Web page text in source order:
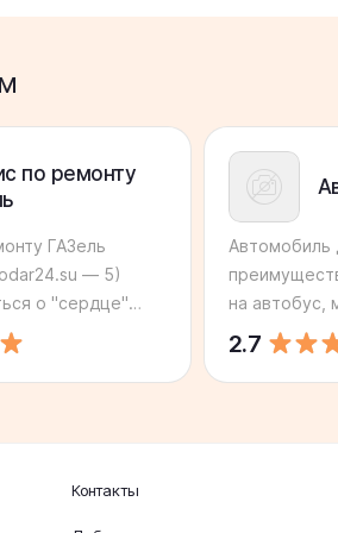
по ремонту
ГАЗель
— 5)
о "сердце"
если
необычные
или если
скорость и
Автомобиль
на автобус,
в любое
будет куда
сторонник
(рейтинг на
2.7
Контакты